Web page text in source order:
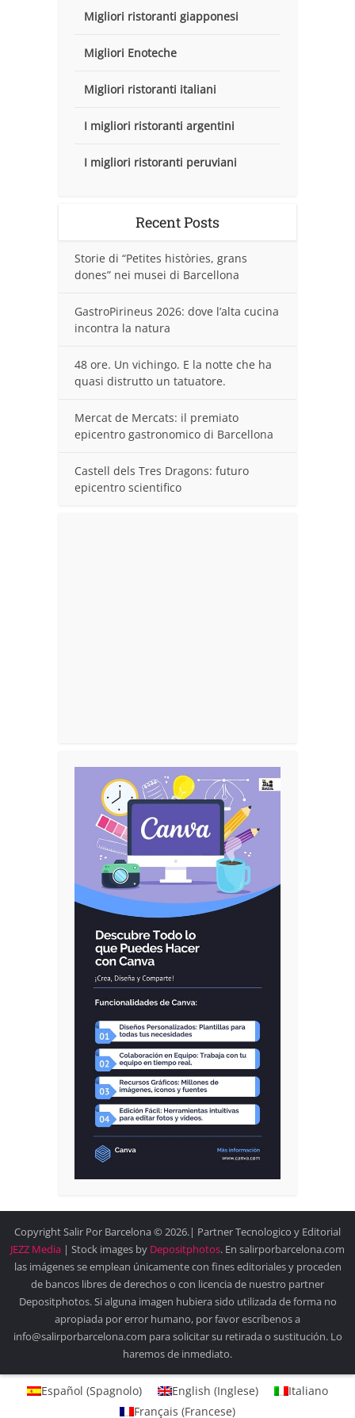
Migliori ristoranti giapponesi
Migliori Enoteche
Migliori ristoranti italiani
I migliori ristoranti argentini
I migliori ristoranti peruviani
Recent Posts
Storie di “Petites històries, grans
dones” nei musei di Barcellona
GastroPirineus 2026: dove l’alta cucina
incontra la natura
48 ore. Un vichingo. E la notte che ha
quasi distrutto un tatuatore.
Mercat de Mercats: il premiato
epicentro gastronomico di Barcellona
Castell dels Tres Dragons: futuro
epicentro scientifico
Copyright Salir Por Barcelona © 2026.| Partner Tecnologico y Editorial
JEZZ Media | Stock images by Depositphotos. En salirporbarcelona.com
las imágenes se emplean únicamente con fines editoriales y proceden
de bancos libres de derechos o con licencia de nuestro partner
Depositphotos. Si alguna imagen hubiera sido utilizada de forma no
apropiada por error humano, por favor escríbenos a
info@salirporbarcelona.com para solicitar su retirada o sustitución. Lo
haremos de inmediato.
Español (Spagnolo) English (Inglese)
Italiano
Français (Francese)